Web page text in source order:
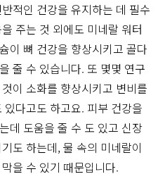
적인 건강을 유지하는 데 필수
주는 것 외에도 미네랄 워터
이 뼈 건강을 향상시키고 골다
줄 수 있습니다. 또 몇몇 연구
이 소화를 향상시키고 변비를
다고도 하고요. 피부 건강을
데 도움을 줄 수 도 있고 신장
도 하는데, 물 속의 미네랄이
을 수 있기 때문입니다.